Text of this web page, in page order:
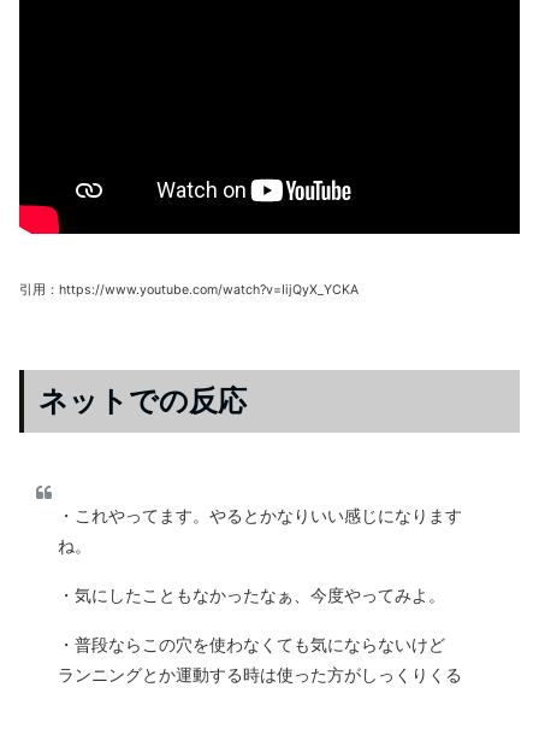
引用：https://www.youtube.com/watch?v=IijQyX_YCKA
ネットでの反応
・これやってます。やるとかなりいい感じになります
ね。
・気にしたこともなかったなぁ、今度やってみよ。
・普段ならこの穴を使わなくても気にならないけど
ランニングとか運動する時は使った方がしっくりくる